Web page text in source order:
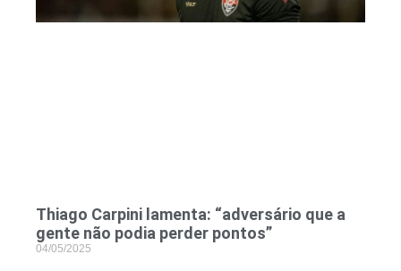
Thiago Carpini lamenta: “adversário que a
gente não podia perder pontos”
04/05/2025